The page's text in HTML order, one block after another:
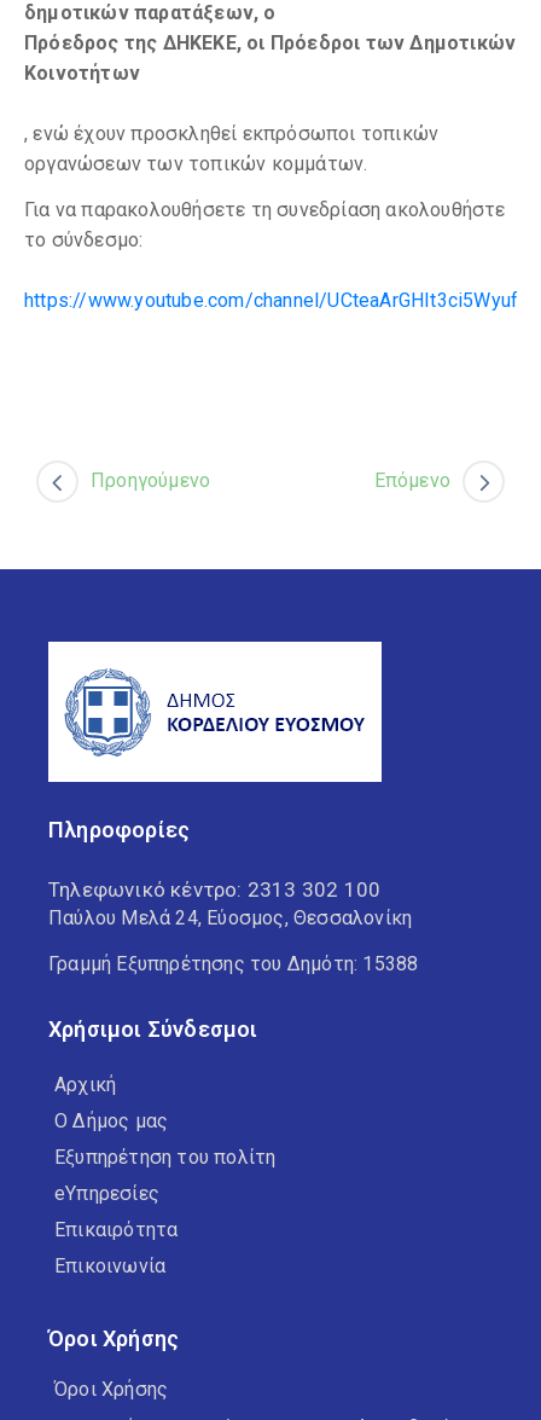
δημοτικών παρατάξεων, ο
Πρόεδρος της ΔΗΚΕΚΕ, οι Πρόεδροι των Δημοτικών
Κοινοτήτων
, ενώ έχουν προσκληθεί εκπρόσωποι τοπικών
οργανώσεων των τοπικών κομμάτων.
Για να παρακολουθήσετε τη συνεδρίαση ακολουθήστε
το σύνδεσμο:
https://www.youtube.com/channel/
Προηγούμενο Επόμενο
Πληροφορίες
Τηλεφωνικό κέντρο: 2313 302 100
Παύλου Μελά 24, Εύοσμος, Θεσσαλονίκη
Γραμμή Εξυπηρέτησης του Δημότη: 15388
Χρήσιμοι Σύνδεσμοι
Αρχική
Ο Δήμος μας
Εξυπηρέτηση του πολίτη
eΥπηρεσίες
Επικαιρότητα
Επικοινωνία
Όροι Χρήσης
Όροι Χρήσης